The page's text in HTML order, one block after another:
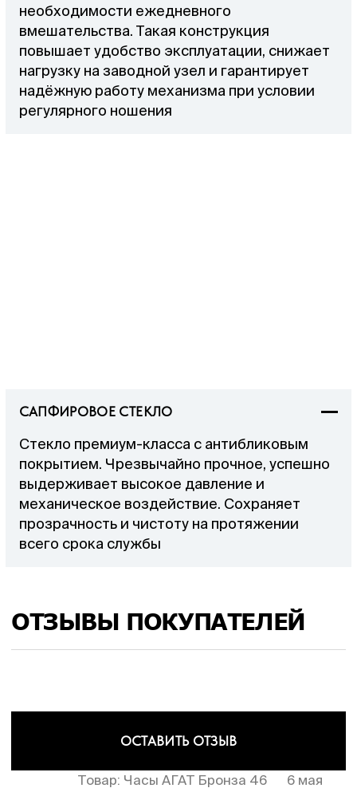
необходимости ежедневного
вмешательства. Такая конструкция
повышает удобство эксплуатации, снижает
нагрузку на заводной узел и гарантирует
надёжную работу механизма при условии
регулярного ношения
САПФИРОВОЕ СТЕКЛО
Стекло премиум-класса с антибликовым
покрытием. Чрезвычайно прочное, успешно
выдерживает высокое давление и
механическое воздействие. Сохраняет
прозрачность и чистоту на протяжении
всего срока службы
ОТЗЫВЫ ПОКУПАТЕЛЕЙ
ОСТАВИТЬ ОТЗЫВ
Товар: Часы АГАТ Бронза 46
6 мая